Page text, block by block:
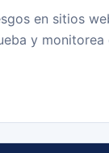
en sitios
y monitorea